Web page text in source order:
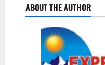
o
ABOUT THE AUTHOR